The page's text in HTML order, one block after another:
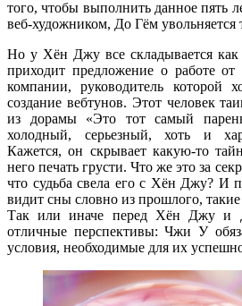
того, чтобы выполнить данное пять
веб-художником, До Гём увольняется
Но у Хён Джу все складывается
приходит предложение о работе от
компании, руководитель которой
создание вебтунов. Этот человек
из дорамы «Это тот самый
холодный, серьезный, хоть и
Кажется, он скрывает какую-то
него печать грусти. Что же это за
что судьба свела его с Хён Джу? И
видит сны словно из прошлого,
Так или иначе перед Хён Джу и
отличные перспективы: Чжи У
условия, необходимые для их